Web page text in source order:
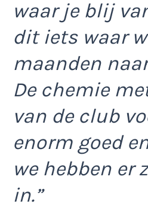
waar je blij
dit iets waar
maanden
De chemie
van de club
enorm goed
we hebben er
in.”